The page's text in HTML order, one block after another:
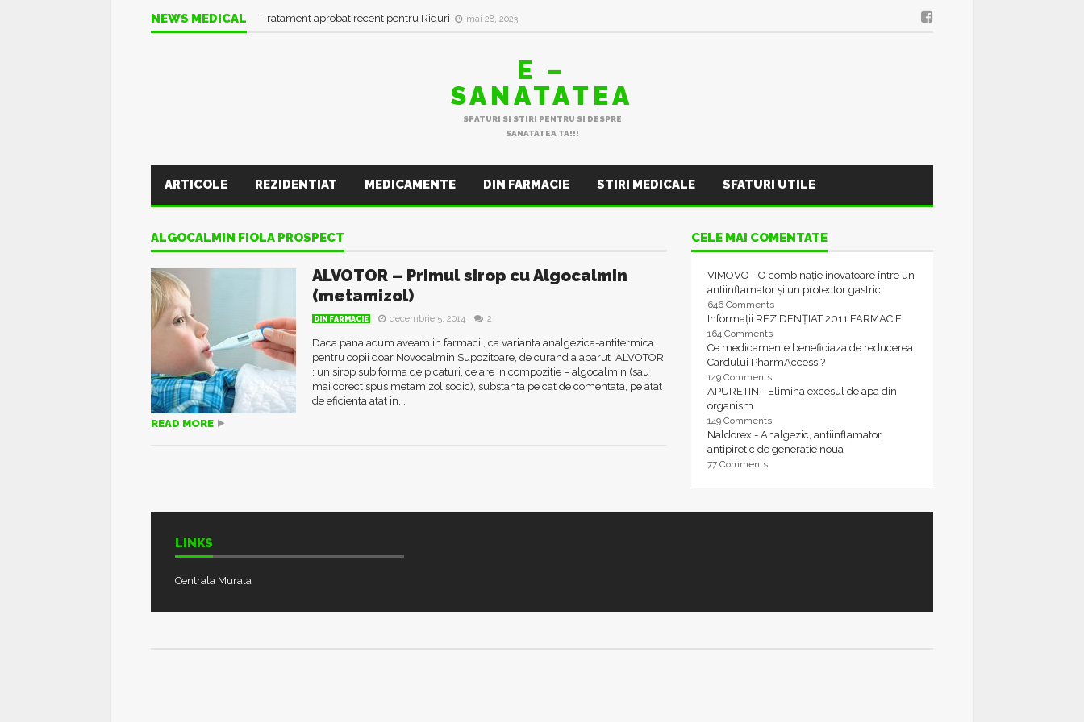
NEWS MEDICAL Tratament aprobat recent pentru Riduri mai 28, 2023
E –
SANATATEA
SFATURI SI STIRI PENTRU SI DESPRE
SANATATEA TA!!!
ARTICOLE REZIDENTIAT MEDICAMENTE DIN FARMACIE STIRI MEDICALE SFATURI UTILE
ALGOCALMIN FIOLA PROSPECT
ALVOTOR – Primul sirop cu Algocalmin
(metamizol)
DIN FARMACIE decembrie 5, 2014 2
Daca pana acum aveam in farmacii, ca varianta analgezica-antitermica
pentru copii doar Novocalmin Supozitoare, de curand a aparut ALVOTOR
: un sirop sub forma de picaturi, ce are in compozitie – algocalmin (sau
mai corect spus metamizol sodic), substanta pe cat de comentata, pe atat
de eficienta atat in...
READ MORE
CELE MAI COMENTATE
VIMOVO - O combinație inovatoare între un
antiinflamator și un protector gastric
646 Comments
Informații REZIDENȚIAT 2011 FARMACIE
164 Comments
Ce medicamente beneficiaza de reducerea
Cardului PharmAccess ?
149 Comments
APURETIN - Elimina excesul de apa din
organism
149 Comments
Naldorex - Analgezic, antiinflamator,
antipiretic de generatie noua
77 Comments
LINKS
Centrala Murala